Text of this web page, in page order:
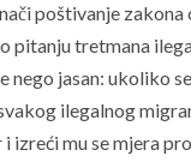
poštivanje zakona
pitanju tretmana
nego jasan: ukoliko
ilegalnog
izreći mu se mjera